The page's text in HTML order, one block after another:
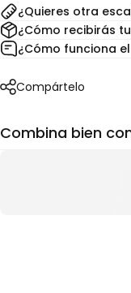
¿Quieres otra
¿Cómo recibirás
¿Cómo funciona
Compártelo
Combina bien